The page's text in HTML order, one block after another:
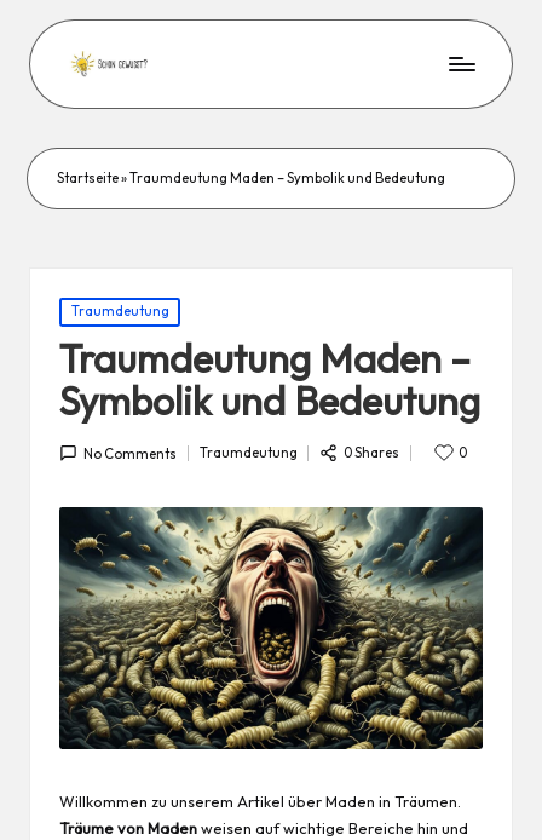
Startseite»Traumdeutung Maden – Symbolik und Bedeutung
Posted
in
Traumdeutung
Traumdeutung Maden –
Symbolik und Bedeutung
No Comments
Posted
Traumdeutung 0 Shares 0
Willkommen zu unserem Artikel über Maden in Träumen.
Träume von Madenweisen auf wichtige Bereiche hin und